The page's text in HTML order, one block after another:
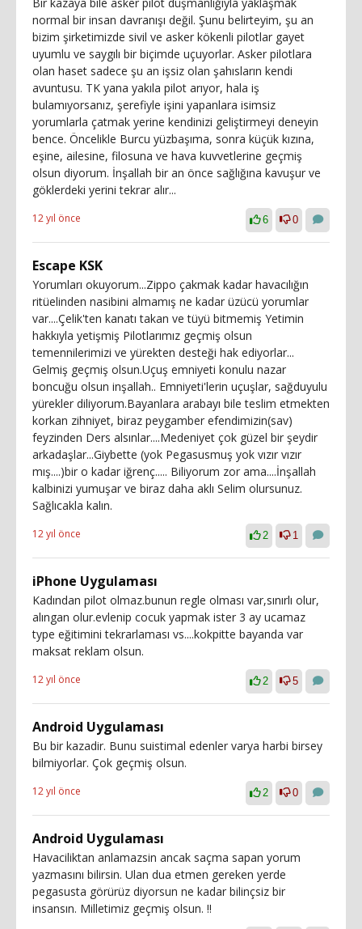
normal bir insan davranışı değil. Şunu belirteyim, şu an
bizim şirketimizde sivil ve asker kökenli pilotlar gayet
uyumlu ve saygılı bir biçimde uçuyorlar. Asker pilotlara
olan haset sadece şu an işsiz olan şahısların kendi
avuntusu. TK yana yakıla pilot arıyor, hala iş
bulamıyorsanız, şerefiyle işini yapanlara isimsiz
yorumlarla çatmak yerine kendinizi geliştirmeyi deneyin
bence. Öncelikle Burcu yüzbaşıma, sonra küçük kızına,
eşine, ailesine, filosuna ve hava kuvvetlerine geçmiş
olsun diyorum. İnşallah bir an önce sağlığına kavuşur ve
göklerdeki yerini tekrar alır...
12 yıl önce 6 0
Escape KSK
Yorumları okuyorum...Zippo çakmak kadar havacılığın
ritüelinden nasibini almamış ne kadar üzücü yorumlar
var....Çelik'ten kanatı takan ve tüyü bitmemiş Yetimin
hakkıyla yetişmiş Pilotlarımız geçmiş olsun
temennilerimizi ve yürekten desteği hak ediyorlar...
Gelmiş geçmiş olsun.Uçuş emniyeti konulu nazar
boncuğu olsun inşallah.. Emniyeti'lerin uçuşlar, sağduyulu
yürekler diliyorum.Bayanlara arabayı bile teslim etmekten
korkan zihniyet, biraz peygamber efendimizin(sav)
feyzinden Ders alsınlar....Medeniyet çok güzel bir şeydir
arkadaşlar...Giybette (yok Pegasusmuş yok vızır vızır
mış....)bir o kadar iğrenç..... Biliyorum zor ama....İnşallah
kalbinizi yumuşar ve biraz daha aklı Selim olursunuz.
Sağlıcakla kalın.
12 yıl önce 2 1
iPhone Uygulaması
Kadından pilot olmaz.bunun regle olması var,sınırlı olur,
alıngan olur.evlenip cocuk yapmak ister 3 ay ucamaz
type eğitimini tekrarlaması vs....kokpitte bayanda var
maksat reklam olsun.
12 yıl önce 2 5
Android Uygulaması
Bu bir kazadir. Bunu suistimal edenler varya harbi birsey
bilmiyorlar. Çok geçmiş olsun.
12 yıl önce 2 0
Android Uygulaması
Havaciliktan anlamazsin ancak saçma sapan yorum
yazmasını bilirsin. Ulan dua etmen gereken yerde
pegasusta görürüz diyorsun ne kadar bilinçsiz bir
insansın. Milletimiz geçmiş olsun. !!